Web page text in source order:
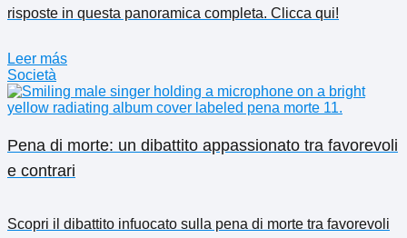
risposte in questa panoramica completa. Clicca qui!
Leer más
Società
Pena di morte: un dibattito appassionato tra favorevoli
e contrari
Scopri il dibattito infuocato sulla pena di morte tra favorevoli